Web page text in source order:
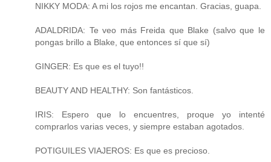
NIKKY MODA: A mi los rojos me encantan. Gracias, guapa.
ADALDRIDA: Te veo más Freida que Blake (salvo que le
pongas brillo a Blake, que entonces sí que sí)
GINGER: Es que es el tuyo!!
BEAUTY AND HEALTHY: Son fantásticos.
IRIS: Espero que lo encuentres, proque yo intenté
comprarlos varias veces, y siempre estaban agotados.
POTIGUILES VIAJEROS: Es que es precioso.